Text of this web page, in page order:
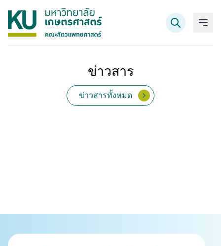
ค้นหาข้อมูล
ข่าวสาร
ข่าวสารทั้งหมด